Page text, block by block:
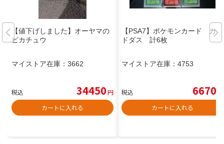
【値下げしました】オーヤマの
ピカチュウ
マイストア在庫： 3662
税込 34450円
カートに入れる
【PSA7】ポケモンカード カー
ドダス 計6枚
マイストア在庫： 4753
税込 6670
カートに入れる